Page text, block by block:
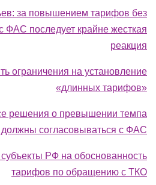
за повышением тарифов без
ФАС последует крайне жесткая
реакция
ограничения на установление
«длинных тарифов»
решения о превышении темпа
согласовываться с ФАС
РФ на обоснованность
тарифов по обращению с ТКО